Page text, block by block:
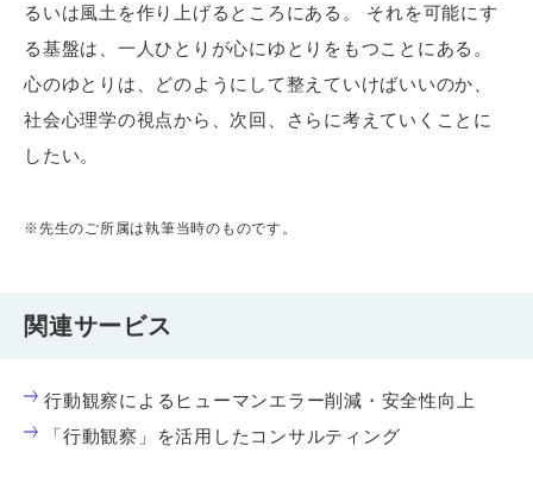
るいは風土を作り上げるところにある。 それを可能にす
る基盤は、一人ひとりが心にゆとりをもつことにある。
心のゆとりは、どのようにして整えていけばいいのか、
社会心理学の視点から、次回、さらに考えていくことに
したい。
※先生のご所属は執筆当時のものです。
関連サービス
行動観察によるヒューマンエラー削減・安全性向上
「行動観察」を活用したコンサルティング